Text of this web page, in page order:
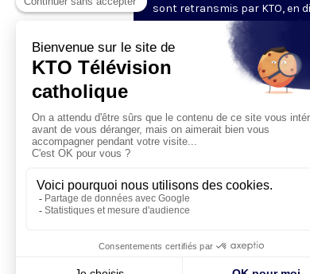
sont retransmis par KTO, en
Saint-Gervais-Saint-Protais
les Fraternités Monastiques
Visiter la page de